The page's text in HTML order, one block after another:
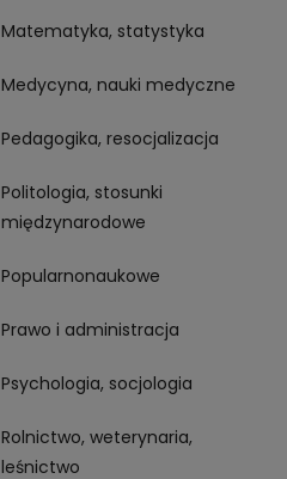
Matematyka, statystyka
Medycyna, nauki medyczne
Pedagogika, resocjalizacja
Politologia, stosunki
międzynarodowe
Popularnonaukowe
Prawo i administracja
Psychologia, socjologia
Rolnictwo, weterynaria,
leśnictwo